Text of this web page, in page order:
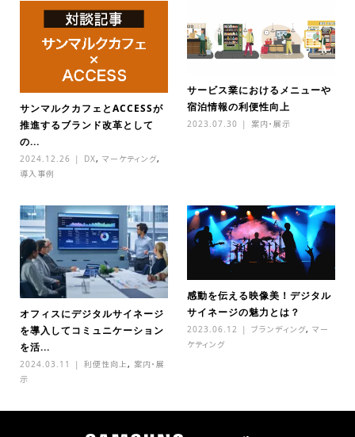
サンマルクカフェとACCESSが
推進するブランド改革として
の...
2024.12.26 DX, マーケティング,
導入事例
サービス業におけるメニューや
宿泊情報の利便性向上
2023.07.30 案内・展示
オフィスにデジタルサイネージ
を導入してコミュニケーション
を活...
2024.03.11 利便性向上, 案内・展
示
感動を伝える映像美！デジタル
サイネージの魅力とは？
2023.06.12 ブランディング,マー
ケティング